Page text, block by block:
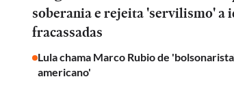
soberania e rejeita 'servilismo' a
fracassadas
Lula chama Marco Rubio de
americano'